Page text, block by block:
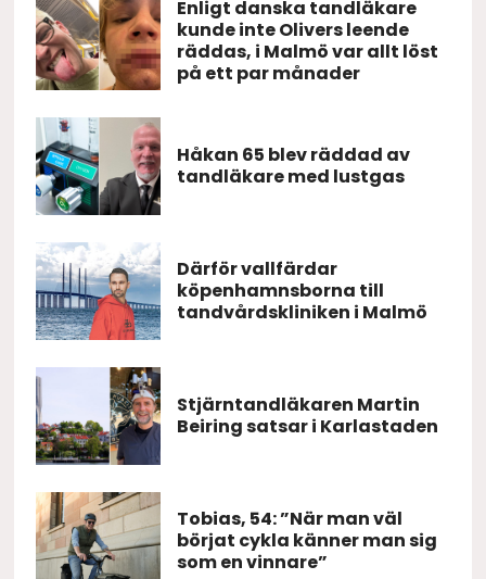
Enligt danska tandläkare
kunde inte Olivers leende
räddas, i Malmö var allt löst
på ett par månader
Håkan 65 blev räddad av
tandläkare med lustgas
Därför vallfärdar
köpenhamnsborna till
tandvårdskliniken i Malmö
Stjärntandläkaren Martin
Beiring satsar i Karlastaden
Tobias, 54: ”När man väl
börjat cykla känner man sig
som en vinnare”